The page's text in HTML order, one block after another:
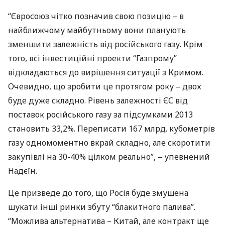
“Євросоюз чітко позначив свою позицію – в
найближчому майбутньому вони планують
зменшити залежність від російського газу. Крім
того, всі інвестиційні проекти “Газпрому”
відкладаються до вирішення ситуації з Кримом.
Очевидно, що зробити це протягом року – двох
буде дуже складно. Рівень залежності ЄС від
поставок російського газу за підсумками 2013
становить 33,2%. Переписати 167 млрд. кубометрів
газу одномоментно вкрай складно, але скоротити
закупівлі на 30-40% цілком реально”, – упевнений
Надєїн.
Це призведе до того, що Росія буде змушена
шукати інші ринки збуту “блакитного палива”.
“Можлива альтернатива – Китай, але контракт ще